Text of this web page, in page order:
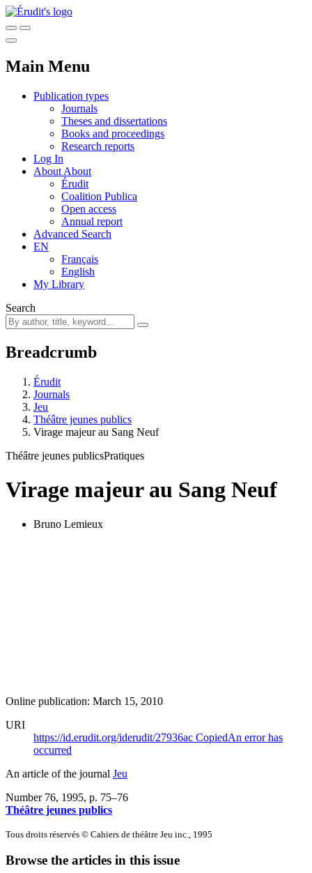
Main Menu
Publication types
Journals
Theses and dissertations
Books and proceedings
Research reports
Log In
About About
Érudit
Coalition Publica
Open access
Annual report
Advanced Search
EN
Français
English
My Library
Search
Breadcrumb
Érudit
Journals
Jeu
Théâtre jeunes publics
Virage majeur au Sang Neuf
Théâtre jeunes publicsPratiques
Virage majeur au Sang Neuf
Bruno Lemieux
Online publication: March 15, 2010
URI
https://id.erudit.org/iderudit/27936ac CopiedAn error has
occurred
An article of the journal Jeu
Number 76, 1995, p. 75–76
Théâtre jeunes publics
Tous droits réservés © Cahiers de théâtre Jeu inc., 1995
Browse the articles in this issue